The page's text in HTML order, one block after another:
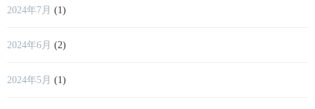
2024年7月 (1)
2024年6月 (2)
2024年5月 (1)